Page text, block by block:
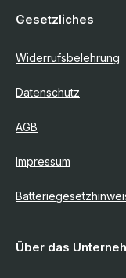
Gesetzliches
Widerrufsbelehrung
Datenschutz
AGB
Impressum
Über das